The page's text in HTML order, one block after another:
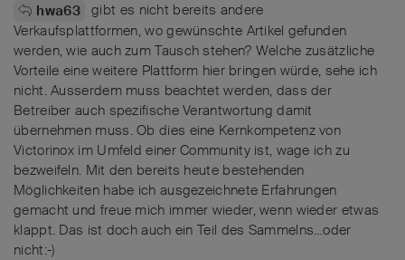
hwa63
gibt es nicht bereits andere
Verkaufsplattformen, wo gewünschte Artikel gefunden
werden, wie auch zum Tausch stehen? Welche zusätzliche
Vorteile eine weitere Plattform hier bringen würde, sehe ich
nicht. Ausserdem muss beachtet werden, dass der
Betreiber auch spezifische Verantwortung damit
übernehmen muss. Ob dies eine Kernkompetenz von
Victorinox im Umfeld einer Community ist, wage ich zu
bezweifeln. Mit den bereits heute bestehenden
Möglichkeiten habe ich ausgezeichnete Erfahrungen
gemacht und freue mich immer wieder, wenn wieder etwas
klappt. Das ist doch auch ein Teil des Sammelns…oder
nicht:-)